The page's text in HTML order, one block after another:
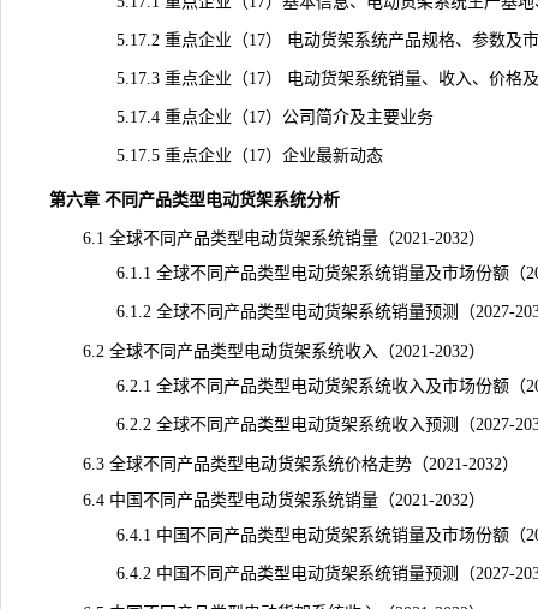
5.17.2 重点企业（17） 电动货架系统产品规格、参数及市
5.17.3 重点企业（17） 电动货架系统销量、收入、价格及
5.17.4 重点企业（17）公司简介及主要业务
5.17.5 重点企业（17）企业最新动态
第六章 不同产品类型电动货架系统分析
6.1 全球不同产品类型电动货架系统销量（2021-2032）
6.1.1 全球不同产品类型电动货架系统销量及市场份额（
6.1.2 全球不同产品类型电动货架系统销量预测（2027-
6.2 全球不同产品类型电动货架系统收入（2021-2032）
6.2.1 全球不同产品类型电动货架系统收入及市场份额（
6.2.2 全球不同产品类型电动货架系统收入预测（2027-
6.3 全球不同产品类型电动货架系统价格走势（2021-2032）
6.4 中国不同产品类型电动货架系统销量（2021-2032）
6.4.1 中国不同产品类型电动货架系统销量及市场份额（
6.4.2 中国不同产品类型电动货架系统销量预测（2027-